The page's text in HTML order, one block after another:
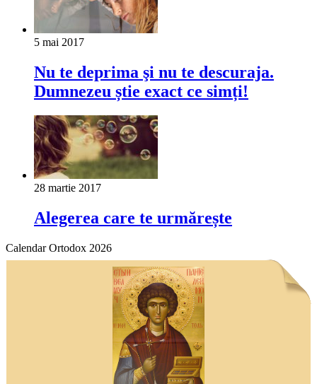
5 mai 2017
Nu te deprima şi nu te descuraja.
Dumnezeu știe exact ce simți!
28 martie 2017
Alegerea care te urmărește
Calendar Ortodox 2026